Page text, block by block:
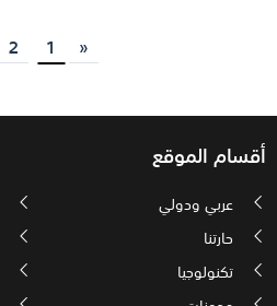
أقسام الموقع
عربي ودولي
حارتنا
تكنولوجيا